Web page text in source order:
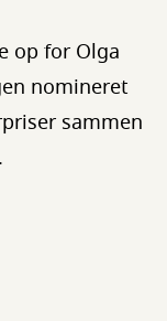
op for Olga
nomineret
sammen